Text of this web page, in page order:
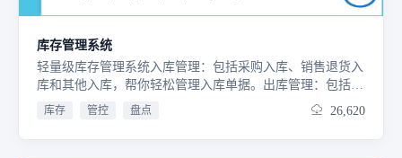
库存管理系统
轻量级库存管理系统入库管理：包括采购入库、销售退货入
库和其他入库，帮你轻松管理入库单据。出库管理：包括采
购退货出库、销售出库和其他出库，帮你科学管理出库单
据。库存管理：包括库存余额表、调拨移库、库存盘点和出
库存 管控 盘点 26,620